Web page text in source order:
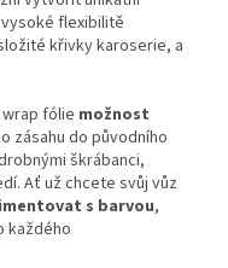
flexibilitě
křivky karoserie, a
fólie možnost
zásahu do původního
škrábanci,
Ať už chcete svůj vůz
s barvou,
každého